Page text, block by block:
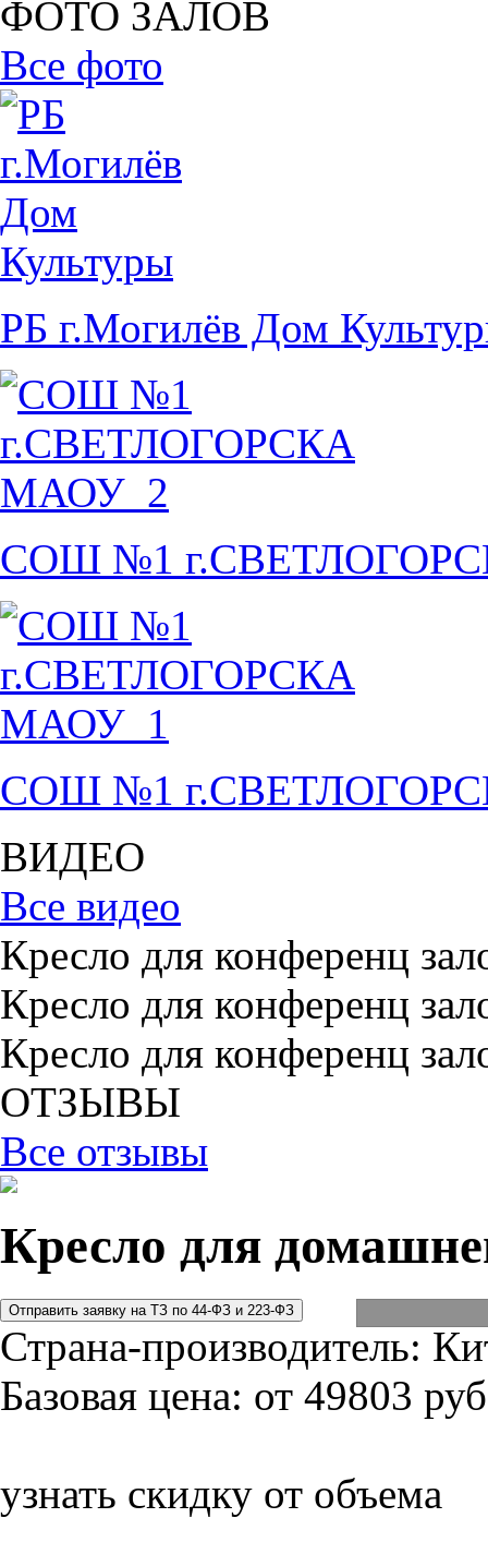
ФОТО ЗАЛОВ
Все фото
РБ г.Могилёв Дом
СОШ №1
СОШ №1
ВИДЕО
Все видео
Кресло для конференц
Кресло для конференц
Кресло для конференц
ОТЗЫВЫ
Все отзывы
Кресло для
Страна-производитель:
Базовая цена: от 49803
узнать скидку от объема